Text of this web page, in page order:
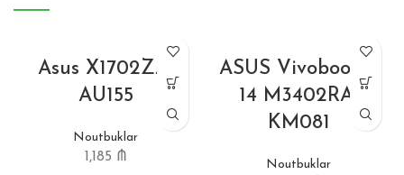
Asus X1702ZA-
AU155
Noutbuklar
1,185 ₼
ASUS Vivobook S
14 M3402RA-
KM081
Noutbuklar